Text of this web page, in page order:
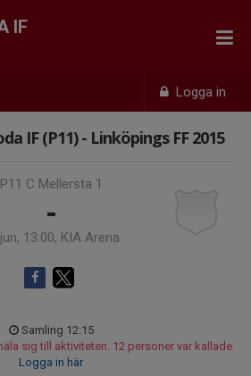
Logga in
IF
IF (P11) - Linköpings FF 2015
P11 C Mellersta 1
-
13:00, KIA Arena
Samling 12:15
sig till aktiviteten. 12 personer var kallade.
Logga in här